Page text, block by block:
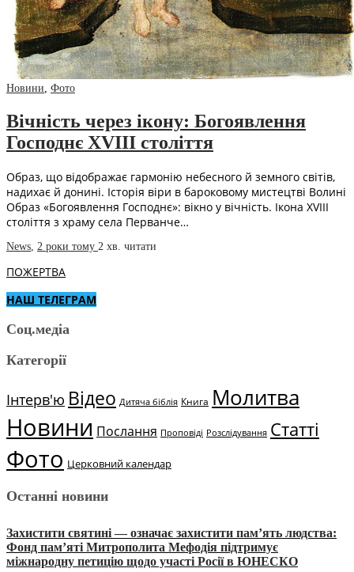
Новини, Фото
Вічність через ікону: Богоявлення
Господнє XVIII століття
Образ, що відображає гармонію небесного й земного світів,
надихає й донині. Історія віри в бароковому мистецтві Волині
Образ «Богоявлення Господнє»: вікно у вічність. Ікона XVIII
століття з храму села Перванче…
News, 2 роки тому 2 хв. читати
ПОЖЕРТВА
НАШ ТЕЛЕГРАМ
Соц.медіа
Категорії
Інтерв'ю Відео Дитяча біблія Книга Молитва
Новини Послання Проповіді Розслідування Статті
Фото Церковний календар
Останні новини
Захистити святині — означає захистити пам’ять людства:
Фонд пам’яті Митрополита Мефодія підтримує
міжнародну петицію щодо участі Росії в ЮНЕСКО